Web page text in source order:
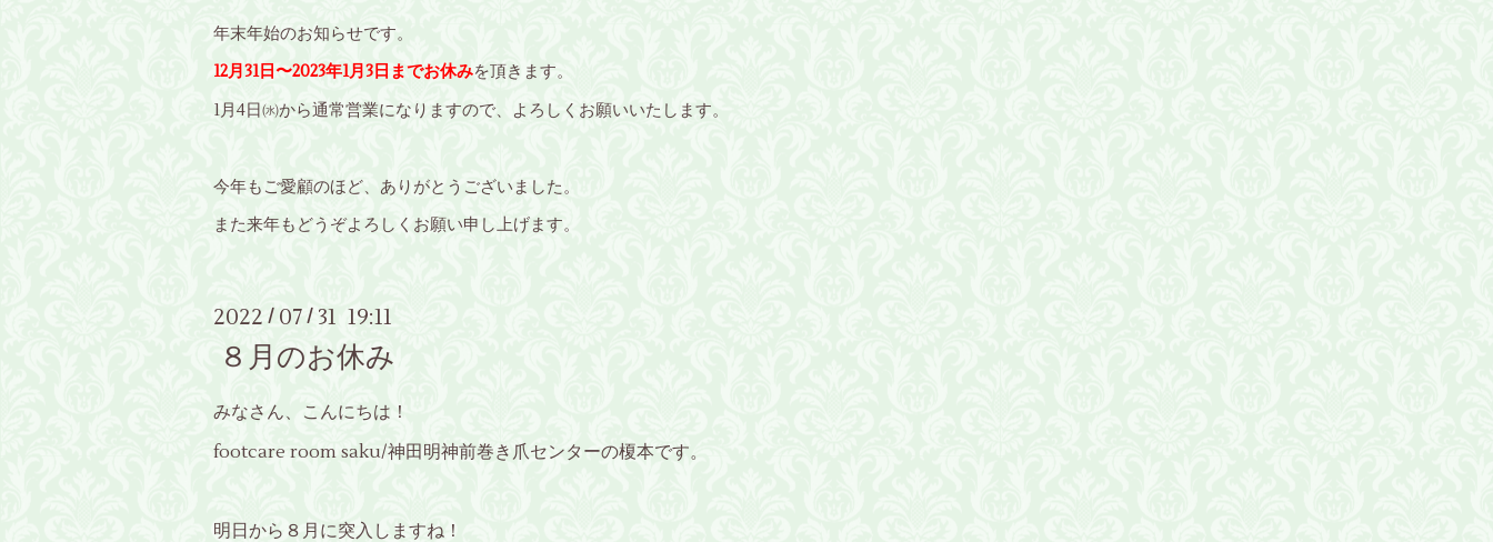
年末年始のお知らせです。
12月31日〜2023年1月3日までお休みを頂きます。
1月4日㈬から通常営業になりますので、よろしくお願いいたします。
今年もご愛顧のほど、ありがとうございました。
また来年もどうぞよろしくお願い申し上げます。
2022 / 07 / 31 19:11
８月のお休み
みなさん、こんにちは！
footcare room saku/神田明神前巻き爪センターの榎本です。
明日から８月に突入しますね！